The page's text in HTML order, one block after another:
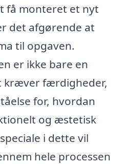
få monteret et nyt
det afgørende at
til opgaven.
er ikke bare en
kræver færdigheder,
for, hvordan
og æstetisk
i dette vil
hele processen